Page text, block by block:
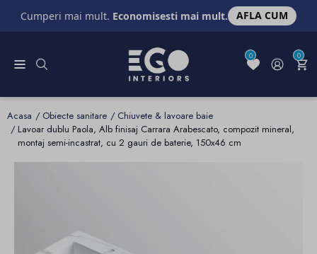
Cumperi mai mult. Economisesti mai mult. AFLA CUM
0 0
Acasa Obiecte sanitare
Chiuvete & lavoare baie
Lavoar dublu Paola, Alb finisaj Carrara Arabescato, compozit mineral,
montaj semi-incastrat, cu 2 gauri de baterie, 150x46 cm